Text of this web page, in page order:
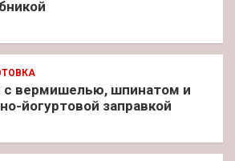
с вермишелью, шпинатом и
йогуртовой заправкой